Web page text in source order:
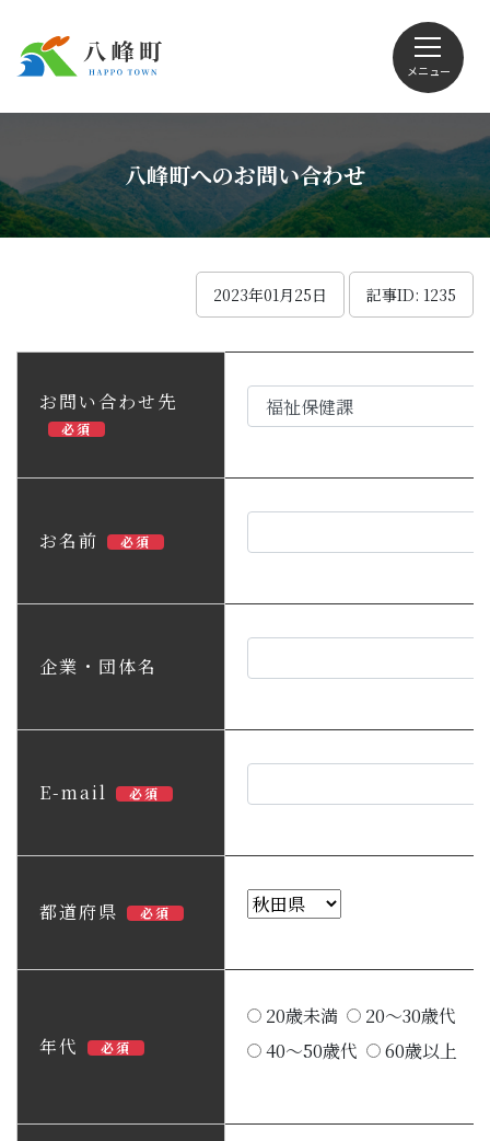
メニュー
Foreign language
観光
八峰町へのお問い合わせ
2023年01月25日 記事ID: 1235
お問い合わせ先
必須
お名前 必須
企業・団体名
E-mail 必須
都道府県 必須
年代 必須
20歳未満
20～30歳代
40～50歳代
60歳以上